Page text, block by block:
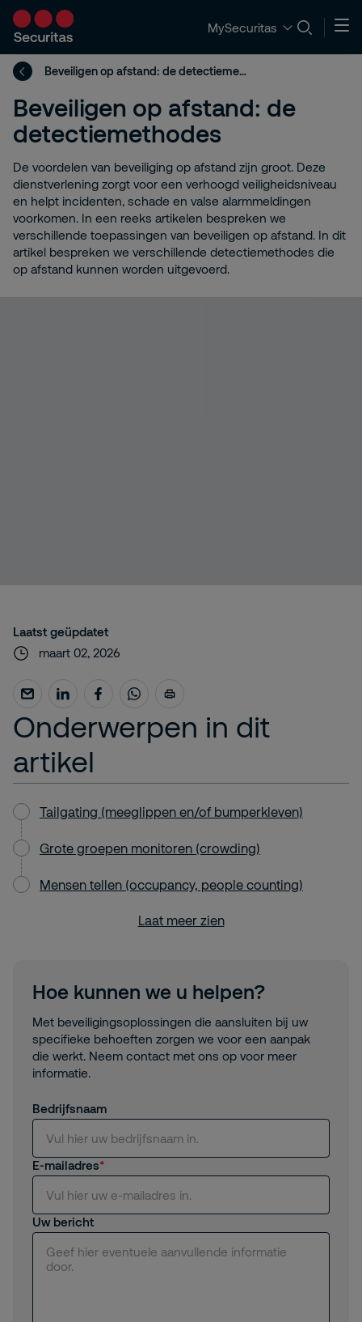
MySecuritas
Beveiligen op afstand: de detectiemethodes
Beveiligen op afstand: de
detectiemethodes
De voordelen van beveiliging op afstand zijn groot. Deze
dienstverlening zorgt voor een verhoogd veiligheidsniveau
en helpt incidenten, schade en valse alarmmeldingen
voorkomen. In een reeks artikelen bespreken we
verschillende toepassingen van beveiligen op afstand. In dit
artikel bespreken we verschillende detectiemethodes die
op afstand kunnen worden uitgevoerd.
Laatst geüpdatet
maart 02, 2026
Onderwerpen in dit
artikel
Tailgating (meeglippen en/of bumperkleven)
Grote groepen monitoren (crowding)
Mensen tellen (occupancy, people counting)
Laat meer zien
Hoe kunnen we u helpen?
Met beveiligingsoplossingen die aansluiten bij uw
specifieke behoeften zorgen we voor een aanpak
die werkt. Neem contact met ons op voor meer
informatie.
Bedrijfsnaam
E-mailadres
Uw bericht